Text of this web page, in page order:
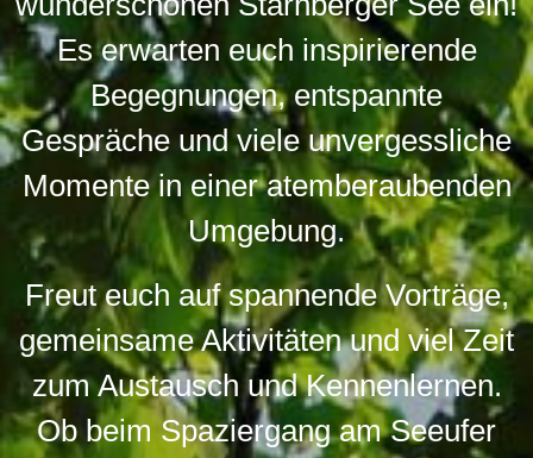
Es erwarten euch inspirierende
Begegnungen, entspannte
Gespräche und viele unvergessliche
Momente in einer atemberaubenden
Umgebung.
Freut euch auf spannende Vorträge,
gemeinsame Aktivitäten und viel Zeit
zum Austausch und Kennenlernen.
Ob beim Spaziergang am Seeufer